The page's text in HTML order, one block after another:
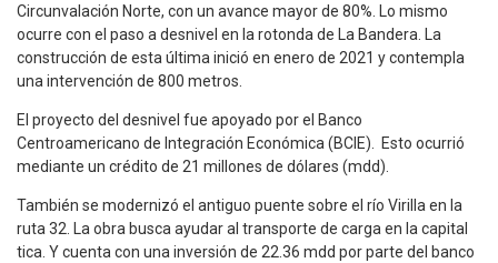
Circunvalación Norte, con un avance mayor de 80%. Lo mismo
ocurre con el paso a desnivel en la rotonda de La Bandera. La
construcción de esta última inició en enero de 2021 y contempla
una intervención de 800 metros.
El proyecto del desnivel fue apoyado por el Banco
Centroamericano de Integración Económica (BCIE). Esto ocurrió
mediante un crédito de 21 millones de dólares (mdd).
También se modernizó el antiguo puente sobre el río Virilla en la
ruta 32. La obra busca ayudar al transporte de carga en la capital
tica. Y cuenta con una inversión de 22.36 mdd por parte del banco